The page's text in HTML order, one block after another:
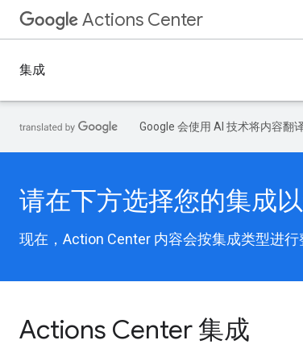
Actions Center
集成
Google 会使用 AI 技术将内容翻
请在下方选择您的集成以
现在，Action Center 内容会按集成类型进
Actions Center 集成